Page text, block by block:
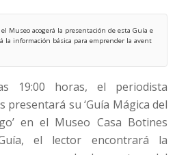
Museo acogerá la presentación de esta Guía e
la información básica para emprender la avent
19:00 horas, el periodista
presentará su ‘Guía Mágica del
en el Museo Casa Botines
el lector encontrará la